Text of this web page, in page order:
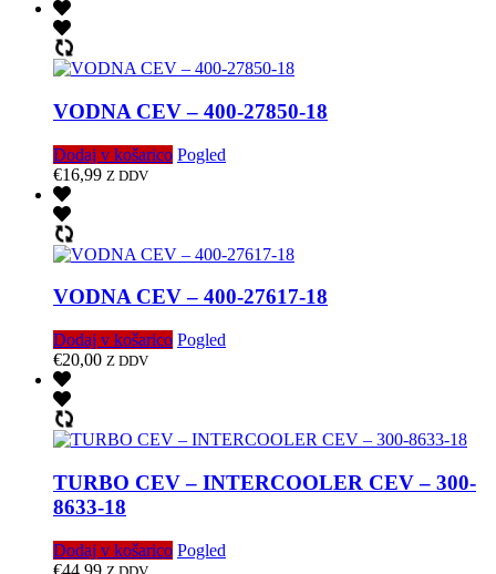
VODNA CEV – 400-27850-18
Dodaj v košarico Pogled
€16,99 Z DDV
VODNA CEV – 400-27617-18
Dodaj v košarico Pogled
€20,00 Z DDV
TURBO CEV – INTERCOOLER CEV – 300-
8633-18
Dodaj v košarico Pogled
€44,99